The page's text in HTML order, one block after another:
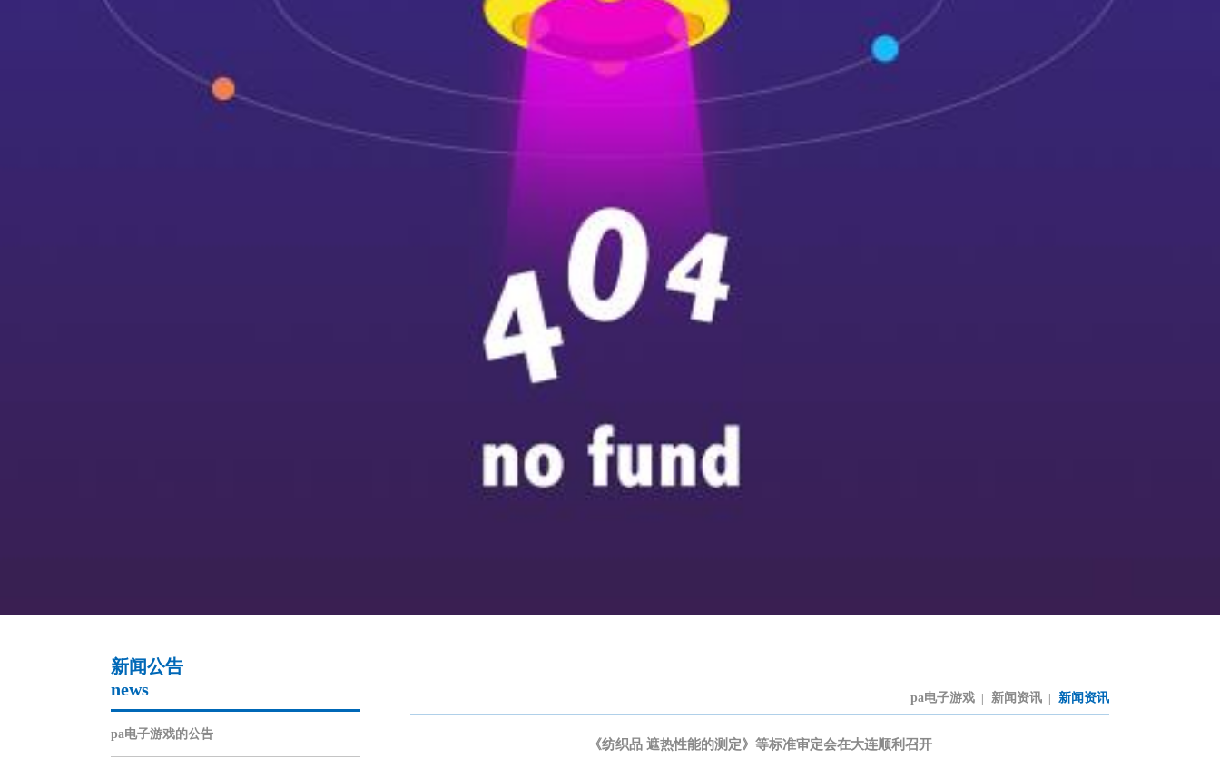
新闻公告
news
pa电子游戏的公告
pa电子游戏 新闻资讯 新闻资讯
《纺织品 遮热性能的测定》等标准审定会在大连顺利召开